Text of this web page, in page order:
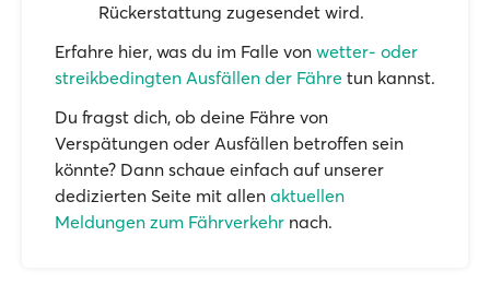
Rückerstattung zugesendet wird.
Erfahre hier, was du im Falle von wetter- oder
streikbedingten Ausfällen der Fähre tun kannst.
Du fragst dich, ob deine Fähre von
Verspätungen oder Ausfällen betroffen sein
könnte? Dann schaue einfach auf unserer
dedizierten Seite mit allen aktuellen
Meldungen zum Fährverkehr nach.